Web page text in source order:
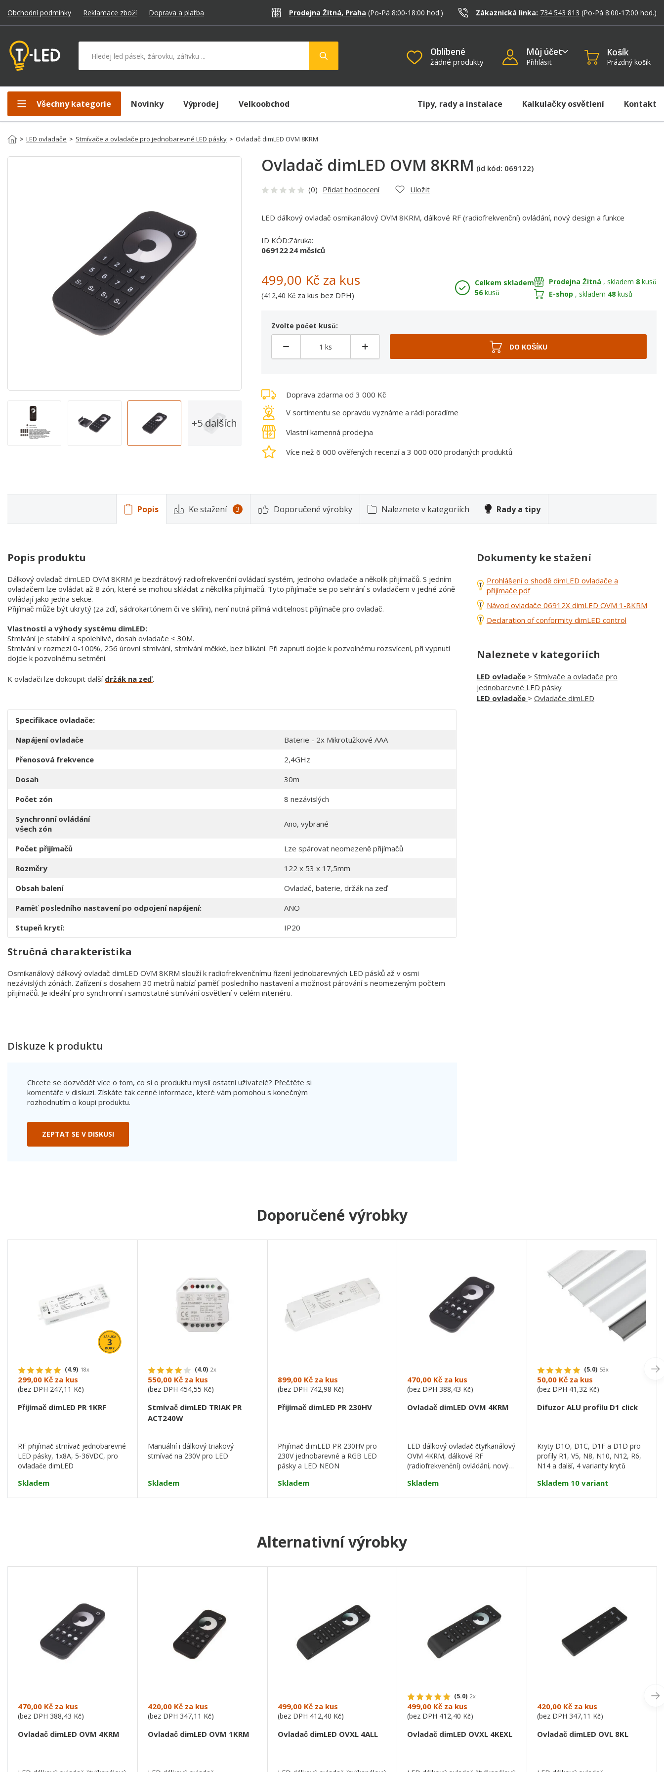
Obchodní podmínky Reklamace zboží Doprava a platba Prodejna Žitná, Praha (Po-Pá 8:00-18:00 hod.) Zákaznická linka: 734 543 813 (Po-Pá 8:00-17:00 hod.)
Oblíbené
žádné produkty
Můj účet
Přihlásit
Košík
Prázdný košík
Všechny kategorie Novinky Výprodej Velkoobchod Tipy, rady a instalace Kalkulačky osvětlení Kontakt
> LED ovladače > Stmívače a ovladače pro jednobarevné LED pásky > Ovladač dimLED OVM 8KRM
+5 dalších
Ovladač dimLED OVM 8KRM (id kód: 069122)
(0) Přidat hodnocení Uložit
LED dálkový ovladač osmikanálový OVM 8KRM, dálkové RF (radiofrekvenční) ovládání, nový design a funkce
ID KÓD:
069122
Záruka:
24 měsíců
499,00 Kč za kus
(412,40 Kč za kus bez DPH)
Celkem skladem
56 kusů
Prodejna Žitná , skladem 8 kusů
E-shop , skladem 48 kusů
Zvolte počet kusů:
Doprava zdarma od 3 000 Kč
V sortimentu se opravdu vyznáme a rádi poradíme
Vlastní kamenná prodejna
Více než 6 000 ověřených recenzí a 3 000 000 prodaných produktů
Popis Ke stažení 3 Doporučené výrobky Naleznete v kategoriích Rady a tipy
Popis produktu
Dálkový ovladač dimLED OVM 8KRM je bezdrátový radiofrekvenční ovládací systém, jednoho ovladače a několik přijímačů. S jedním
ovladačem lze ovládat až 8 zón, které se mohou skládat z několika přijímačů. Tyto přijímače se po sehrání s ovladačem v jedné zóně
ovládají jako jedna sekce.
Přijímač může být ukrytý (za zdí, sádrokartónem či ve skříni), není nutná přímá viditelnost přijímače pro ovladač.
Vlastnosti a výhody systému dimLED:
Stmívání je stabilní a spolehlivé, dosah ovladače ≤ 30M.
Stmívání v rozmezí 0-100%, 256 úrovní stmívání, stmívání měkké, bez blikání. Při zapnutí dojde k pozvolnému rozsvícení, při vypnutí
dojde k pozvolnému setmění.
K ovladači lze dokoupit další držák na zeď.
Specifikace ovladače:
Napájení ovladače
Baterie - 2x Mikrotužkové AAA
Přenosová frekvence
2,4GHz
Dosah
30m
Počet zón
8 nezávislých
Synchronní ovládání
všech zón
Ano, vybrané
Počet přijímačů
Lze spárovat neomezeně přijímačů
Rozměry
122 x 53 x 17,5mm
Obsah balení
Ovladač, baterie, držák na zeď
Paměť posledního nastavení po odpojení napájení:
ANO
Stupeň krytí:
IP20
Stručná charakteristika
Osmikanálový dálkový ovladač dimLED OVM 8KRM slouží k radiofrekvenčnímu řízení jednobarevných LED pásků až v osmi
nezávislých zónách. Zařízení s dosahem 30 metrů nabízí paměť posledního nastavení a možnost párování s neomezeným počtem
přijímačů. Je ideální pro synchronní i samostatné stmívání osvětlení v celém interiéru.
Diskuze k produktu
Chcete se dozvědět více o tom, co si o produktu myslí ostatní uživatelé? Přečtěte si
komentáře v diskuzi. Získáte tak cenné informace, které vám pomohou s konečným
rozhodnutím o koupi produktu.
ZEPTAT SE V DISKUSI
Dokumenty ke stažení
Prohlášení o shodě dimLED ovladače a
přijímače.pdf
Návod ovladače 06912X dimLED OVM 1-8KRM
Declaration of conformity dimLED control
Naleznete v kategoriích
LED ovladače > Stmívače a ovladače pro
jednobarevné LED pásky
LED ovladače > Ovladače dimLED
Doporučené výrobky
(4.9) 18x
299,00 Kč za kus
(bez DPH 247,11 Kč)
Přijímač dimLED PR 1KRF
RF přijímač stmívač jednobarevné
LED pásky, 1x8A, 5-36VDC, pro
ovladače dimLED
Skladem
(4.0) 2x
550,00 Kčza kus
(bez DPH 454,55 Kč)
Stmívač dimLED TRIAK PR
ACT240W
Manuální i dálkový triakový
stmívač na 230V pro LED
Skladem
899,00 Kčza kus
(bez DPH 742,98 Kč)
Přijímač dimLED PR 230HV
Přijímač dimLED PR 230HV pro
230V jednobarevné a RGB LED
pásky a LED NEON
Skladem
470,00 Kč za kus
(bez DPH 388,43 Kč)
Ovladač dimLED OVM 4KRM
LED dálkový ovladač čtyřkanálový
OVM 4KRM, dálkové RF
(radiofrekvenční) ovládání, nový
Skladem
(5.0) 53x
50,00 Kč za kus
(bez DPH 41,32 Kč)
Difuzor ALU profilu D1 click
Kryty D1O, D1C, D1F a D1D pro
profily R1, V5, N8, N10, N12, R6,
N14 a další, 4 varianty krytů
Skladem 10 variant
Alternativní výrobky
470,00 Kč za kus
(bez DPH 388,43 Kč)
Ovladač dimLED OVM 4KRM
420,00 Kčza kus
(bez DPH 347,11 Kč)
Ovladač dimLED OVM 1KRM
499,00 Kčza kus
(bez DPH 412,40 Kč)
Ovladač dimLED OVXL 4ALL
(5.0) 2x
499,00 Kč za kus
(bez DPH 412,40 Kč)
Ovladač dimLED OVXL 4KEXL
420,00 Kč za kus
(bez DPH 347,11 Kč)
Ovladač dimLED OVL 8KL